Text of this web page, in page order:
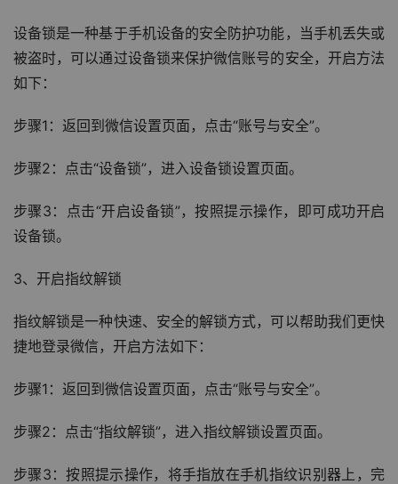
设备锁是一种基于手机设备的安全防护功能，当手机丢失或
被盗时，可以通过设备锁来保护微信账号的安全，开启方法
如下：
步骤1：返回到微信设置页面，点击“账号与安全”。
步骤2：点击“设备锁”，进入设备锁设置页面。
步骤3：点击“开启设备锁”，按照提示操作，即可成功开启
设备锁。
3、开启指纹解锁
指纹解锁是一种快速、安全的解锁方式，可以帮助我们更快
捷地登录微信，开启方法如下：
步骤1：返回到微信设置页面，点击“账号与安全”。
步骤2：点击“指纹解锁”，进入指纹解锁设置页面。
步骤3：按照提示操作，将手指放在手机指纹识别器上，完